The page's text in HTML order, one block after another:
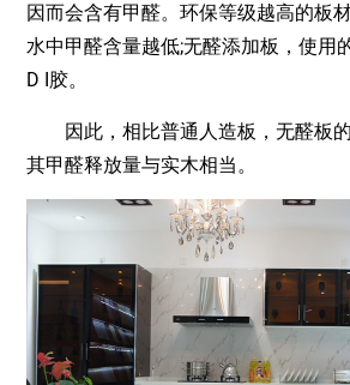
因而会含有甲醛。环保等级越高的板
水中甲醛含量越低;无醛添加板，使用
D I胶。
因此，相比普通人造板，无醛板的
其甲醛释放量与实木相当。